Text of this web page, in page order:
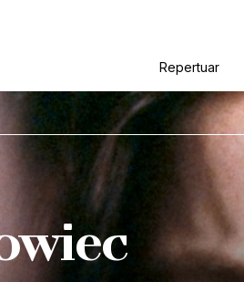
Repertuar